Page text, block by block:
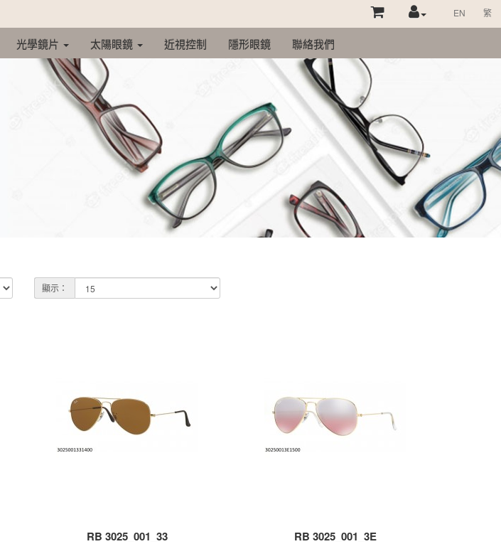
EN 繁
光學鏡片 太陽眼鏡 近視控制 隱形眼鏡 聯絡我們
顯示：
RB 3025_001_33 RB 3025_001_3E